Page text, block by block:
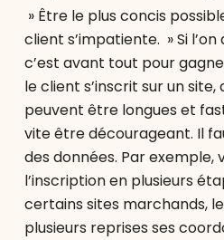
» Être le plus concis
client s’impatiente. » Si
c’est avant tout pour
le client s’inscrit sur un
peuvent être longues et
vite être décourageant. Il
des données. Par exemple,
l’inscription en plusieurs
certains sites marchands,
plusieurs reprises ses